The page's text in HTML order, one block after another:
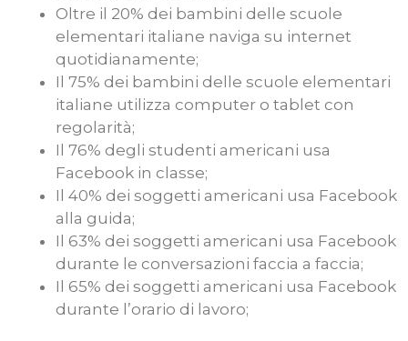
Oltre il 20% dei bambini delle scuole
elementari italiane naviga su internet
quotidianamente;
Il 75% dei bambini delle scuole elementari
italiane utilizza computer o tablet con
regolarità;
Il 76% degli studenti americani usa
Facebook in classe;
Il 40% dei soggetti americani usa Facebook
alla guida;
Il 63% dei soggetti americani usa Facebook
durante le conversazioni faccia a faccia;
Il 65% dei soggetti americani usa Facebook
durante l’orario di lavoro;